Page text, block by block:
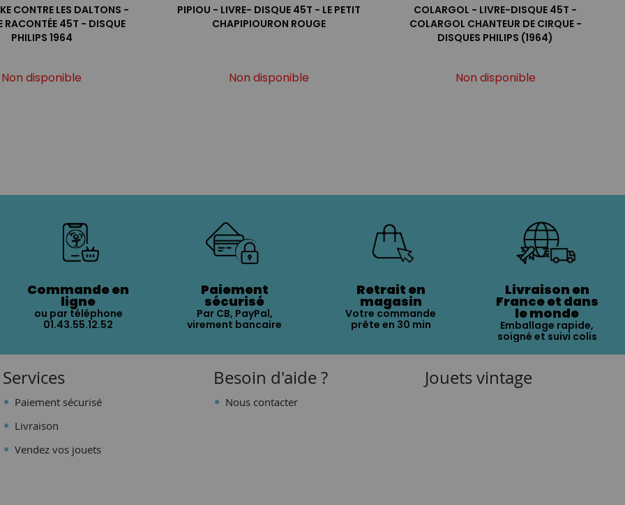
CONTRE LES DALTONS -
RACONTÉE 45T - DISQUE
PHILIPS 1964
Non disponible
PIPIOU - LIVRE- DISQUE 45T - LE PETIT
CHAPIPIOURON ROUGE
Non disponible
COLARGOL - LIVRE-DISQUE 45T -
COLARGOL CHANTEUR DE CIRQUE -
DISQUES PHILIPS (1964)
Non disponible
Commande en
ligne
ou par téléphone
01.43.55.12.52
Paiement
sécurisé
Par CB, PayPal,
virement bancaire
Retrait en
magasin
Votre commande
prête en 30 min
Livraison en
France et dans
le monde
Emballage rapide,
soigné et suivi colis
Services
Paiement sécurisé
Livraison
Vendez vos jouets
Besoin d'aide ?
Nous contacter
Jouets vintage